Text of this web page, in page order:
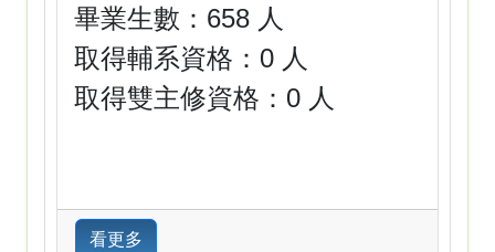
畢業生數：658 人
取得輔系資格：0 人
取得雙主修資格：0 人
看更多